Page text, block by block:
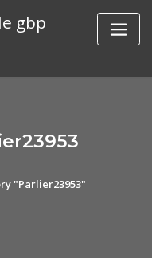
gbp
"Parlier23953"